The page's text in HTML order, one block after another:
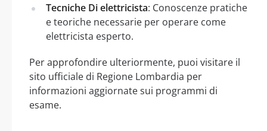
Tecniche Di elettricista: Conoscenze pratiche
e teoriche necessarie per operare come
elettricista esperto.
Per approfondire ulteriormente, puoi visitare il
sito ufficiale di Regione Lombardia per
informazioni aggiornate sui programmi di
esame.